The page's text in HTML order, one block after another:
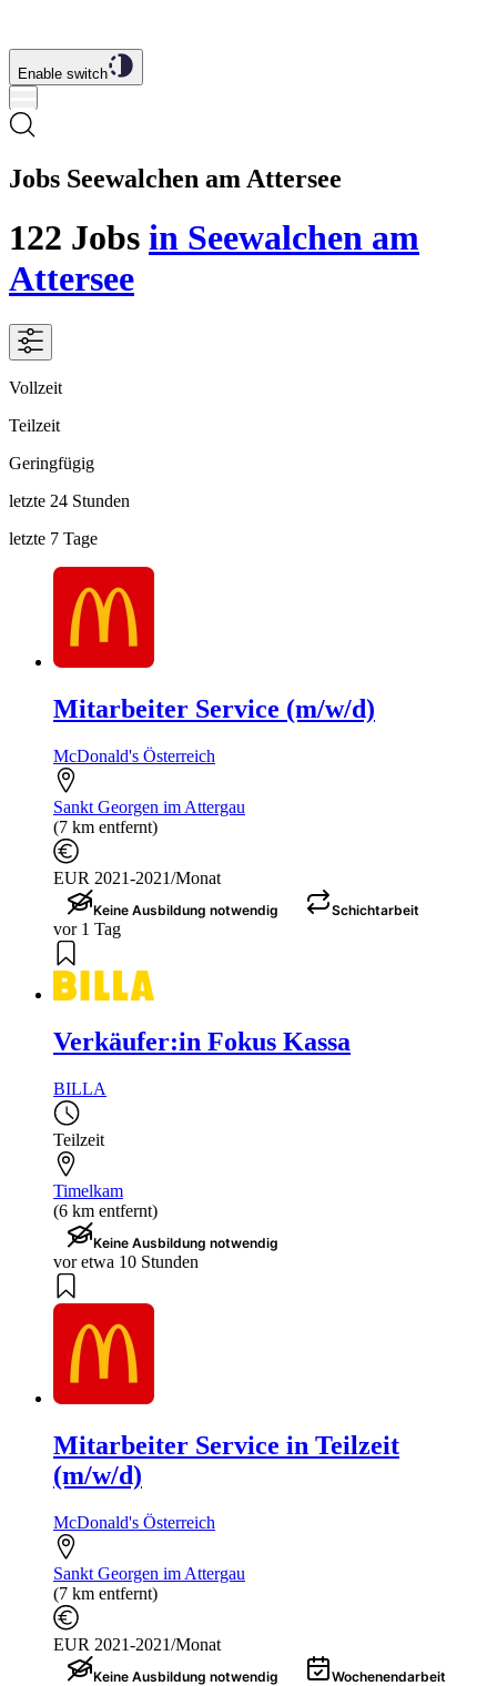
Enable switch
Jobs Seewalchen am Attersee
122 Jobs in Seewalchen am
Attersee
Vollzeit
Teilzeit
Geringfügig
letzte 24 Stunden
letzte 7 Tage
Mitarbeiter Service (m/w/d)
McDonald's Österreich
Sankt Georgen im Attergau
(7 km entfernt)
EUR 2021-2021/Monat
Keine Ausbildung notwendig Schichtarbeit
vor 1 Tag
Verkäufer:in Fokus Kassa
BILLA
Teilzeit
Timelkam
(6 km entfernt)
Keine Ausbildung notwendig
vor etwa 10 Stunden
Mitarbeiter Service in Teilzeit
(m/w/d)
McDonald's Österreich
Sankt Georgen im Attergau
(7 km entfernt)
EUR 2021-2021/Monat
Keine Ausbildung notwendig
Wochenendarbeit